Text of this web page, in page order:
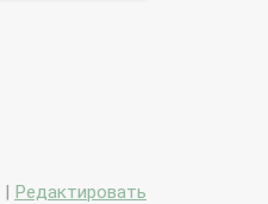
| Редактировать